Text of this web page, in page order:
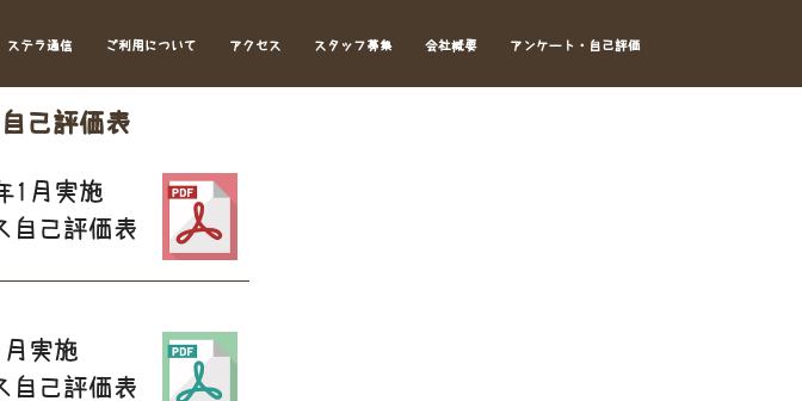
ステラ通信 ご利用について アクセス スタッフ募集 会社概要 アンケート・自己評価
己評価表
1月実施
自己評価表
実施
自己評価表